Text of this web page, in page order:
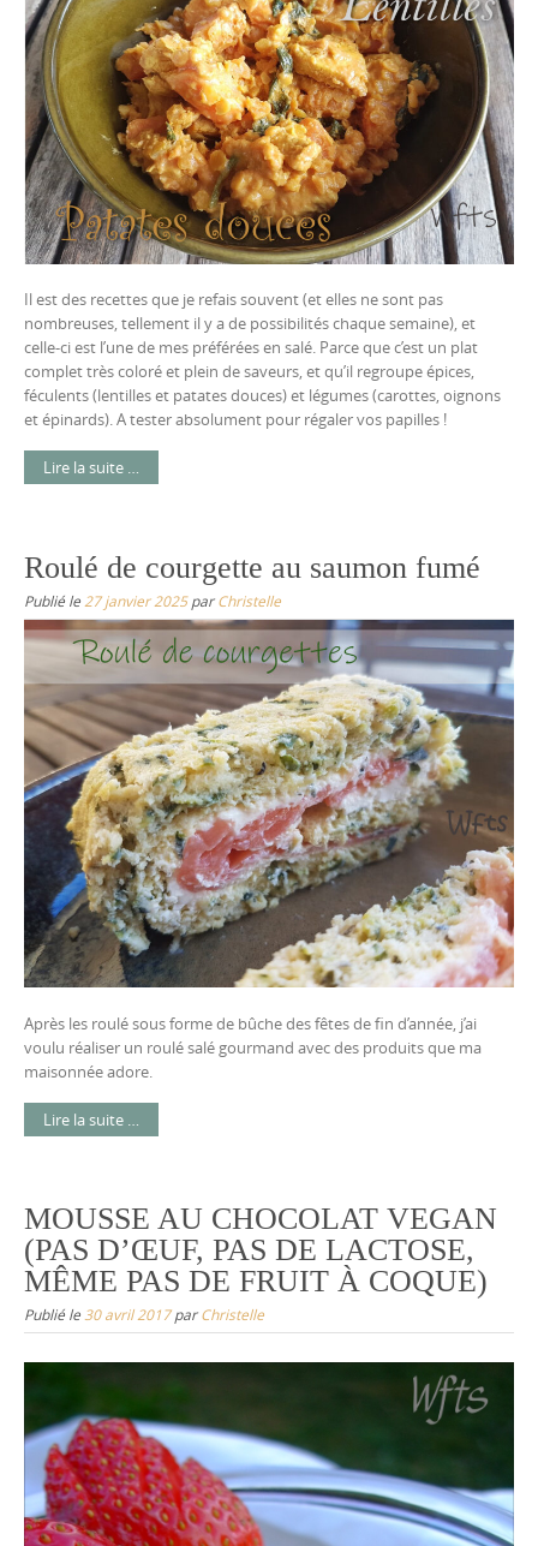
Il est des recettes que je refais souvent (et elles ne sont pas
nombreuses, tellement il y a de possibilités chaque semaine), et
celle-ci est l’une de mes préférées en salé. Parce que c’est un plat
complet très coloré et plein de saveurs, et qu’il regroupe épices,
féculents (lentilles et patates douces) et légumes (carottes, oignons
et épinards). A tester absolument pour régaler vos papilles !
Lire la suite …
Roulé de courgette au saumon fumé
Publié le 27 janvier 2025parChristelle
Après les roulé sous forme de bûche des fêtes de fin d’année, j’ai
voulu réaliser un roulé salé gourmand avec des produits que ma
maisonnée adore.
Lire la suite …
MOUSSE AU CHOCOLAT VEGAN
(PAS D’ŒUF, PAS DE LACTOSE,
MÊME PAS DE FRUIT À COQUE)
Publié le30 avril 2017parChristelle